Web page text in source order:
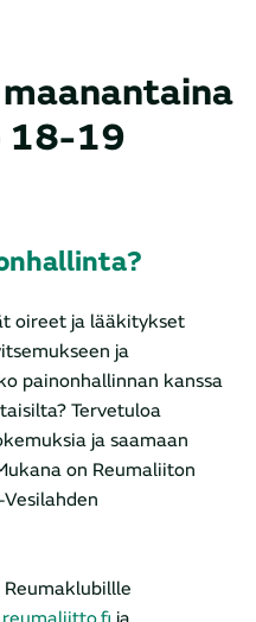
18-19
oireet ja lääkitykset
ja
painonhallinnan kanssa
Tervetuloa
ja saamaan
on Reumaliiton